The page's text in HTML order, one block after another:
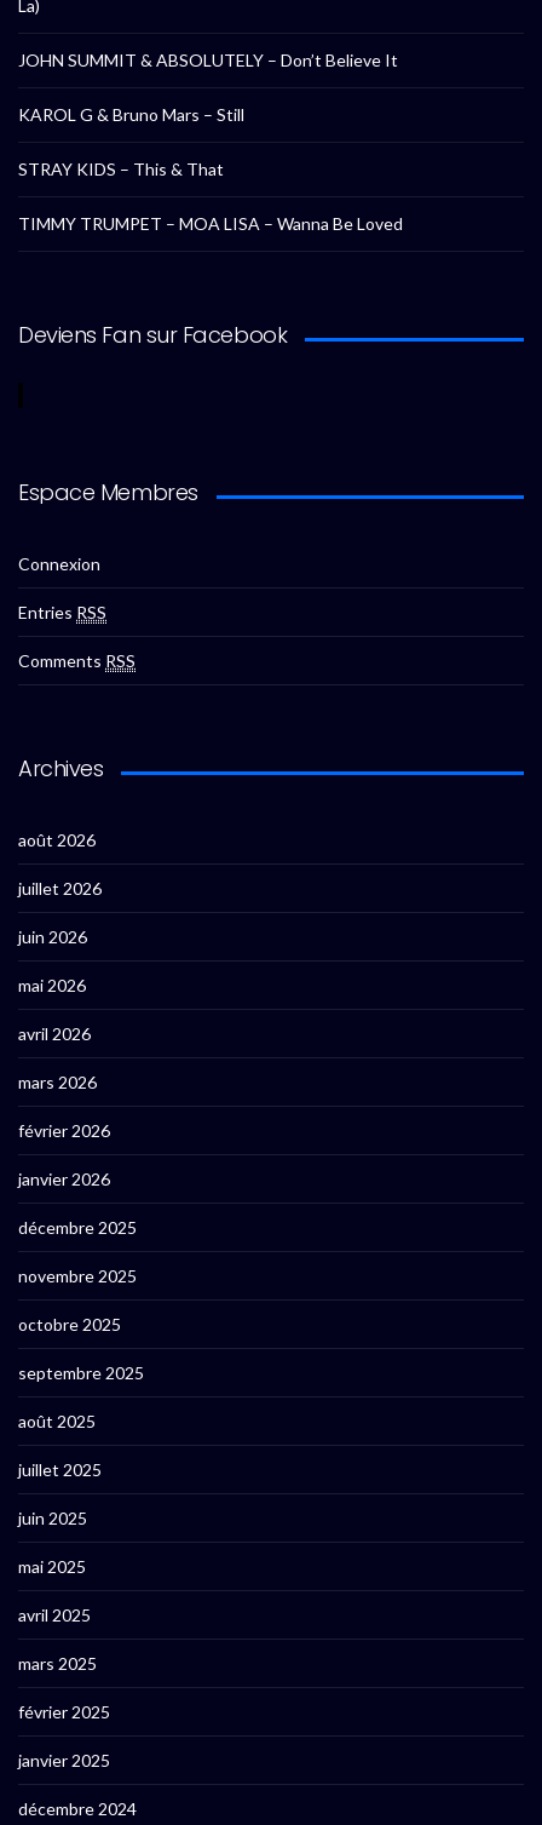
La)
JOHN SUMMIT & ABSOLUTELY – Don’t Believe It
KAROL G & Bruno Mars – Still
STRAY KIDS – This & That
TIMMY TRUMPET – MOA LISA – Wanna Be Loved
Deviens Fan sur Facebook
Espace Membres
Connexion
Entries RSS
Comments RSS
Archives
août 2026
juillet 2026
juin 2026
mai 2026
avril 2026
mars 2026
février 2026
janvier 2026
décembre 2025
novembre 2025
octobre 2025
septembre 2025
août 2025
juillet 2025
juin 2025
mai 2025
avril 2025
mars 2025
février 2025
janvier 2025
décembre 2024